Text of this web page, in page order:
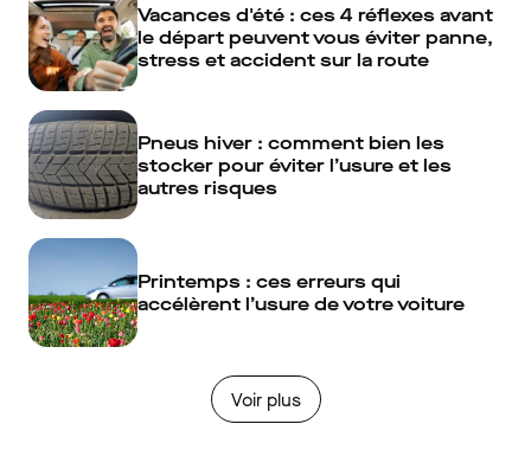
Vacances d'été : ces 4 réflexes avant
le départ peuvent vous éviter panne,
stress et accident sur la route
Pneus hiver : comment bien les
stocker pour éviter l’usure et les
autres risques
Printemps : ces erreurs qui
accélèrent l’usure de votre voiture
Voir plus